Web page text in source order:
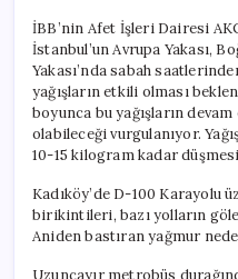
İBB’nin Afet İşleri Dairesi
İstanbul’un Avrupa Yakası,
Yakası’nda sabah
yağışların etkili olması
boyunca bu yağışların
olabileceği vurgulanıyor.
10-15 kilogram kadar
Kadıköy’de D-100 Karayolu
birikintileri, bazı yolların
Aniden bastıran yağmur
Uzunçayır metrobüs